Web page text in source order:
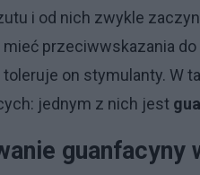
i od nich zwykle
przeciwwskazania
toleruje on stymulanty.
jednym z nich jest
guanfacyny